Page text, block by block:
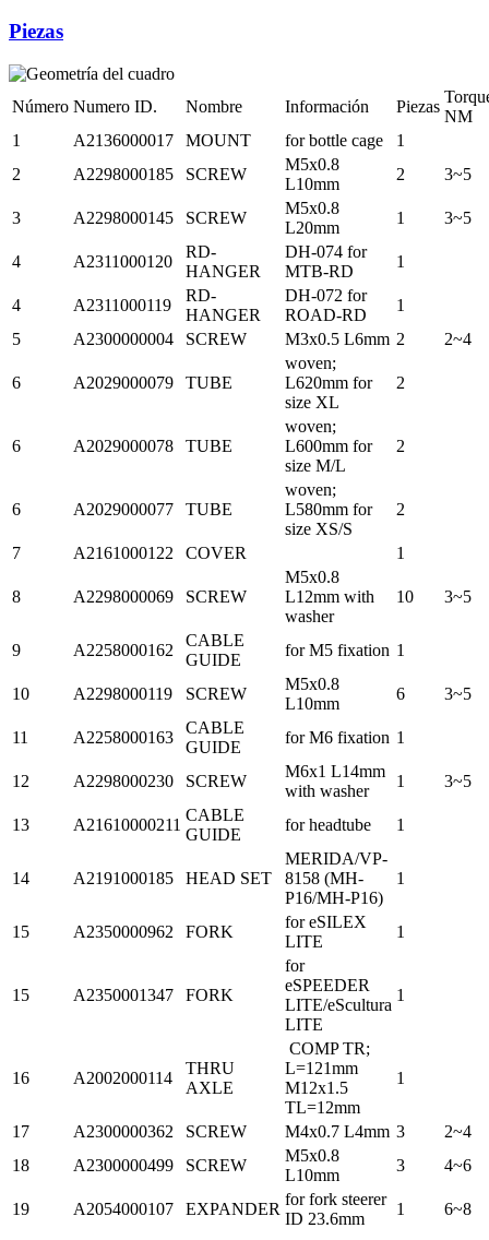
Piezas
Número Numero ID. Nombre Información Piezas
NM
1
A2136000017 MOUNT for bottle cage
1
2
A2298000185 SCREW
M5x0.8
L10mm
2 3~5
3 A2298000145 SCREW
M5x0.8
L20mm
1 3~5
4 A2311000120
RD-
HANGER
DH-074 for
MTB-RD
1
4 A2311000119
RD-
HANGER
DH-072 for
ROAD-RD
1
5
A2300000004 SCREW M3x0.5 L6mm 2 2~4
6 A2029000079 TUBE
woven;
L620mm for
size XL
2
6 A2029000078 TUBE
woven;
L600mm for
size M/L
2
6 A2029000077 TUBE
woven;
L580mm for
size XS/S
2
7 A2161000122 COVER 1
8 A2298000069 SCREW
M5x0.8
L12mm with
washer
10 3~5
9 A2258000162
CABLE
GUIDE
for M5 fixation 1
10 A2298000119 SCREW
M5x0.8
L10mm
6 3~5
11 A2258000163
CABLE
GUIDE
for M6 fixation 1
12 A2298000230 SCREW
M6x1 L14mm
with washer
1 3~5
13 A21610000211
CABLE
GUIDE
for headtube 1
14 A2191000185 HEAD SET
MERIDA/VP-
8158 (MH-
P16/MH-P16)
1
15 A2350000962 FORK
for eSILEX
LITE
1
15 A2350001347 FORK
for
eSPEEDER
LITE/eScultura
LITE
1
16 A2002000114
THRU
AXLE
COMP TR;
L=121mm
M12x1.5
TL=12mm
1
17 A2300000362 SCREW M4x0.7 L4mm 3
2~4
18
A2300000499 SCREW
M5x0.8
L10mm
3 4~6
19 A2054000107 EXPANDER
for fork steerer
ID 23.6mm
1
6~8